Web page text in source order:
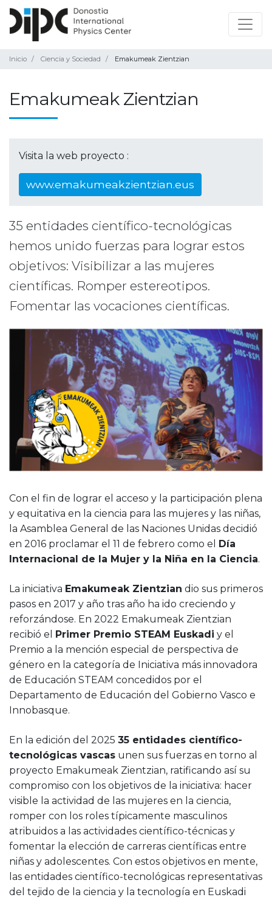
Inicio Ciencia y Sociedad Emakumeak Zientzian
Emakumeak Zientzian
Visita la web proyecto :
www.emakumeakzientzian.eus
35 entidades científico-tecnológicas
hemos unido fuerzas para lograr estos
objetivos: Visibilizar a las mujeres
científicas. Romper estereotipos.
Fomentar las vocaciones científicas.
Con el fin de lograr el acceso y la participación plena
y equitativa en la ciencia para las mujeres y las niñas,
la Asamblea General de las Naciones Unidas decidió
en 2016 proclamar el 11 de febrero como el Día
Internacional de la Mujer y la Niña en la Ciencia.
La iniciativa Emakumeak Zientzian dio sus primeros
pasos en 2017 y año tras año ha ido creciendo y
reforzándose. En 2022 Emakumeak Zientzian
recibió el Primer Premio STEAM Euskadi y el
Premio a la mención especial de perspectiva de
género en la categoría de Iniciativa más innovadora
de Educación STEAM concedidos por el
Departamento de Educación del Gobierno Vasco e
Innobasque.
En la edición del 2025 35 entidades científico-
tecnológicas vascas unen sus fuerzas en torno al
proyecto Emakumeak Zientzian, ratificando así su
compromiso con los objetivos de la iniciativa: hacer
visible la actividad de las mujeres en la ciencia,
romper con los roles típicamente masculinos
atribuidos a las actividades científico-técnicas y
fomentar la elección de carreras científicas entre
niñas y adolescentes. Con estos objetivos en mente,
las entidades científico-tecnológicas representativas
del tejido de la ciencia y la tecnología en Euskadi